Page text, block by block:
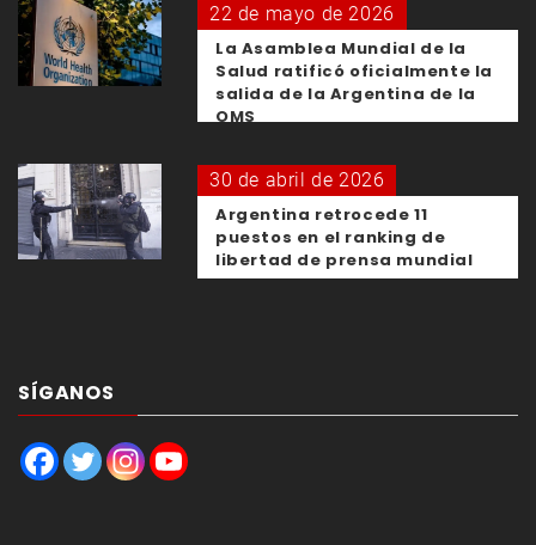
22 de mayo de 2026
La Asamblea Mundial de la
Salud ratificó oficialmente la
salida de la Argentina de la
OMS
30 de abril de 2026
Argentina retrocede 11
puestos en el ranking de
libertad de prensa mundial
SÍGANOS